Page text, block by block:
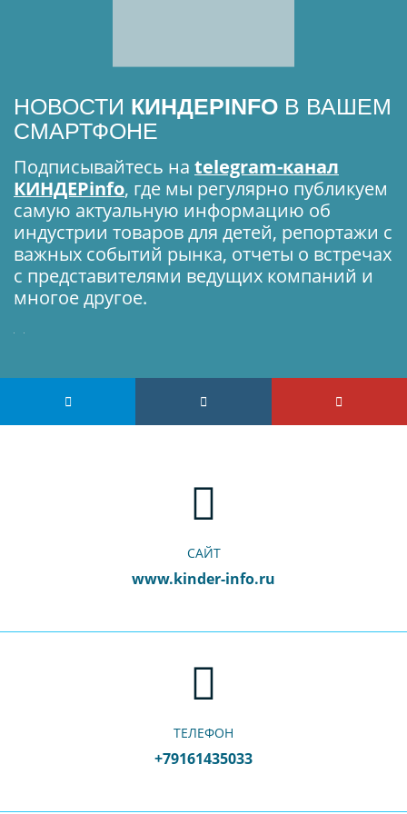
НОВОСТИ КИНДЕРINFO В ВАШЕМ
СМАРТФОНЕ
Подписывайтесь на telegram-канал
КИНДЕРinfo, где мы регулярно публикуем
самую актуальную информацию об
индустрии товаров для детей, репортажи с
важных событий рынка, отчеты о встречах
с представителями ведущих компаний и
многое другое.
САЙТ
www.kinder-info.ru
ТЕЛЕФОН
+79161435033